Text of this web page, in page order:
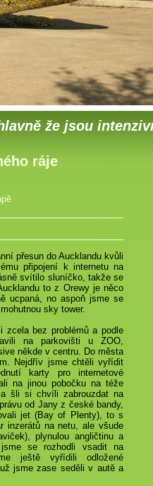
že jsou
ráje
přesun do Aucklandu kvůli
připojení k internetu na
svítilo sluníčko, takže se
to z Orewy je něco
ucpaná, no aspoň jsme se
sky tower.
zcela bez problémů a podle
na parkovišti u ZOO,
někde v centru. Do města
Nejdřív jsme chtěli vyřídit
karty pro internetové
na jinou pobočku na téže
šli si chvíli zabrouzdat na
od Jany z české bandy,
jet (Bay of Plenty), to s
inzerátů na netu, ale všude
plynulou angličtinu a
se rozhodli vsadit na
ještě vyřídili odložené
jsme zase seděli v autě a